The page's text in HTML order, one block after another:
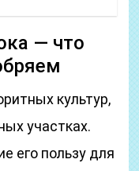
— что
культур,
участках.
его пользу для